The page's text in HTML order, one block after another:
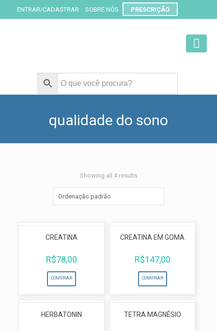
ENTRAR/CADASTRAR SOBRE NÓS PRESCRIÇÃO
qualidade do sono
Showing all 4 results
CREATINA
R$78,00
COMPRAR
CREATINA EM GOMA
R$147,00
COMPRAR
HERBATONIN TETRA MAGNÉSIO